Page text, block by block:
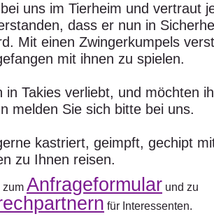
uns im Tierheim und vertraut
dass er nun in
Mit einen Zwingerkumpels
mit ihnen zu spielen.
in Takies verliebt, und möchten
melden Sie sich bitte bei uns.
kastriert, geimpft, gechipt
zu Ihnen reisen.
zum Anfrageformular und zu
für Interessenten.